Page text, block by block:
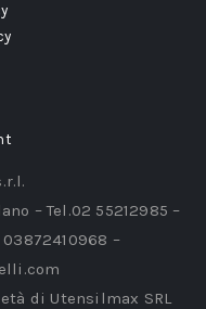
– Tel.02 55212985 –
–
di Utensilmax SRL